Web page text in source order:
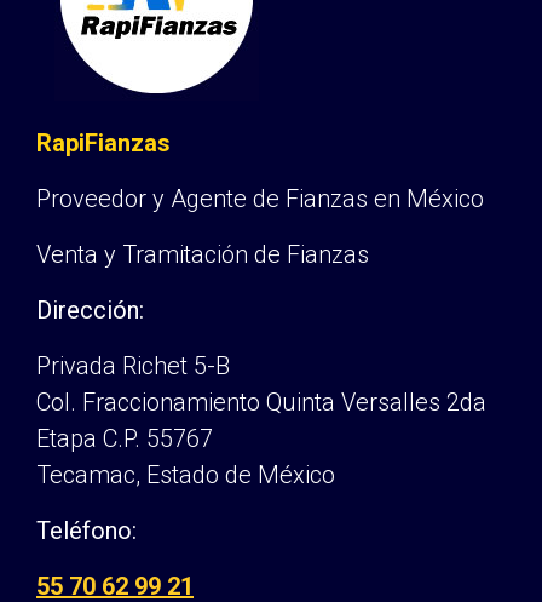
RapiFianzas
Proveedor y Agente de Fianzas en México
Venta y Tramitación de Fianzas
Dirección:
Privada Richet 5-B
Col. Fraccionamiento Quinta Versalles 2da
Etapa C.P. 55767
Tecamac, Estado de México
Teléfono:
55 70 62 99 21